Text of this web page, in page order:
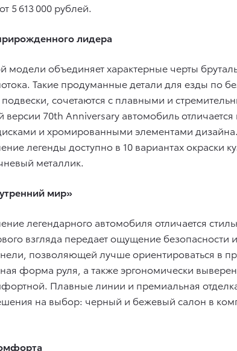
5 613 000 рублей.
лидера
модели объединяет характерные черты
Такие продуманные детали для езды по
подвески, сочетаются с плавными и
версии 70th Anniversary автомобиль
и хромированными элементами
легенды доступно в 10 вариантах
металлик.
мир»
легендарного автомобиля отличается
взгляда передает ощущение
позволяющей лучше ориентироваться в
форма руля, а также эргономически
Плавные линии и премиальная
на выбор: черный и бежевый салон в